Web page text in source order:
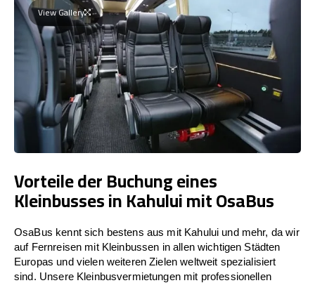
View Gallery
Vorteile der Buchung eines
Kleinbusses in Kahului mit OsaBus
OsaBus kennt sich bestens aus mit Kahului und mehr, da wir
auf Fernreisen mit Kleinbussen in allen wichtigen Städten
Europas und vielen weiteren Zielen weltweit spezialisiert
sind. Unsere Kleinbusvermietungen mit professionellen